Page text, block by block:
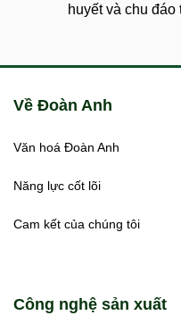
huyết và chu
Về Đoàn Anh
Văn hoá Đoàn Anh
Năng lực cốt lõi
Cam kết của chúng tôi
Công nghệ sản xuất